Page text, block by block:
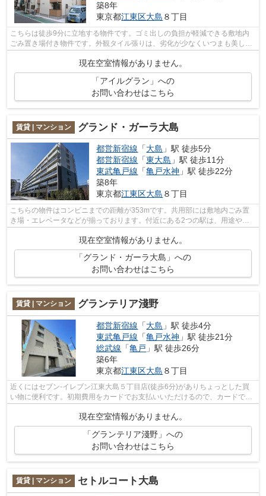
築8年
東京都江東区大島 ８丁目
こちらは徒歩9分に立地する物件です。ゴミ出しの負担が軽減できる敷地内
ごみ置き場付き物件です。外観タイル張りは、劣化が少なくいつまも美しい
外観を保ちます。こちらの物件はアパー...
現在空室情報がありません。
「アイルグラン」への
お問い合わせはこちら
賃貸 | マンション グランド・ガーラ大島
都営新宿線 「大島 」駅 徒歩5分
都営新宿線 「東大島 」駅 徒歩11分
東武亀戸線 「亀戸水神 」駅 徒歩22分
築8年
東京都江東区大島 ８丁目
こちらの物件はコンビニまでの距離が353mです。共用部には敷地内ごみ置
き場・エレベータなどが揃っております。付近にある2つの駅は、用途や行
き先に応じて使い分けることができます。...
現在空室情報がありません。
「グランド・ガーラ大島」への
お問い合わせはこちら
賃貸 | マンション グランテリア淺野
都営新宿線 「大島 」駅 徒歩4分
東武亀戸線 「亀戸水神 」駅 徒歩21分
総武線 「亀戸 」駅 徒歩26分
築6年
東京都江東区大島 ８丁目
近くにはセブン-イレブン江東大島５丁目店(徒歩6分)がありちょっとした買
い物に便利です。初期費用をカードでお支払いいただけるので、カードで決
現在空室情報がありません。
「グランテリア淺野」への
お問い合わせはこちら
賃貸 | マンション セトルコート大島